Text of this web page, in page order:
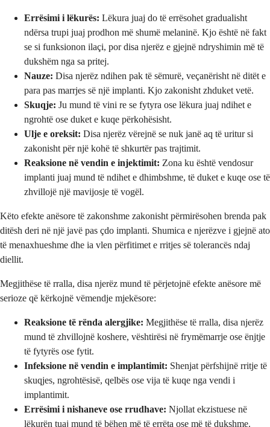
Errësimi i lëkurës: Lëkura juaj do të errësohet gradualisht
ndërsa trupi juaj prodhon më shumë melaninë. Kjo është në fakt
se si funksionon ilaçi, por disa njerëz e gjejnë ndryshimin më të
dukshëm nga sa pritej.
Nauze: Disa njerëz ndihen pak të sëmurë, veçanërisht në ditët e
para pas marrjes së një implanti. Kjo zakonisht zhduket vetë.
Skuqje: Ju mund të vini re se fytyra ose lëkura juaj ndihet e
ngrohtë ose duket e kuqe përkohësisht.
Ulje e oreksit: Disa njerëz vërejnë se nuk janë aq të uritur si
zakonisht për një kohë të shkurtër pas trajtimit.
Reaksione në vendin e injektimit: Zona ku është vendosur
implanti juaj mund të ndihet e dhimbshme, të duket e kuqe ose të
zhvillojë një mavijosje të vogël.
Këto efekte anësore të zakonshme zakonisht përmirësohen brenda pak
ditësh deri në një javë pas çdo implanti. Shumica e njerëzve i gjejnë ato
të menaxhueshme dhe ia vlen përfitimet e rritjes së tolerancës ndaj
diellit.
Megjithëse të rralla, disa njerëz mund të përjetojnë efekte anësore më
serioze që kërkojnë vëmendje mjekësore:
Reaksione të rënda alergjike: Megjithëse të rralla, disa njerëz
mund të zhvillojnë koshere, vështirësi në frymëmarrje ose ënjtje
të fytyrës ose fytit.
Infeksione në vendin e implantimit: Shenjat përfshijnë rritje të
skuqjes, ngrohtësisë, qelbës ose vija të kuqe nga vendi i
implantimit.
Errësimi i nishaneve ose rrudhave: Njollat ekzistuese në
lëkurën tuaj mund të bëhen më të errëta ose më të dukshme.